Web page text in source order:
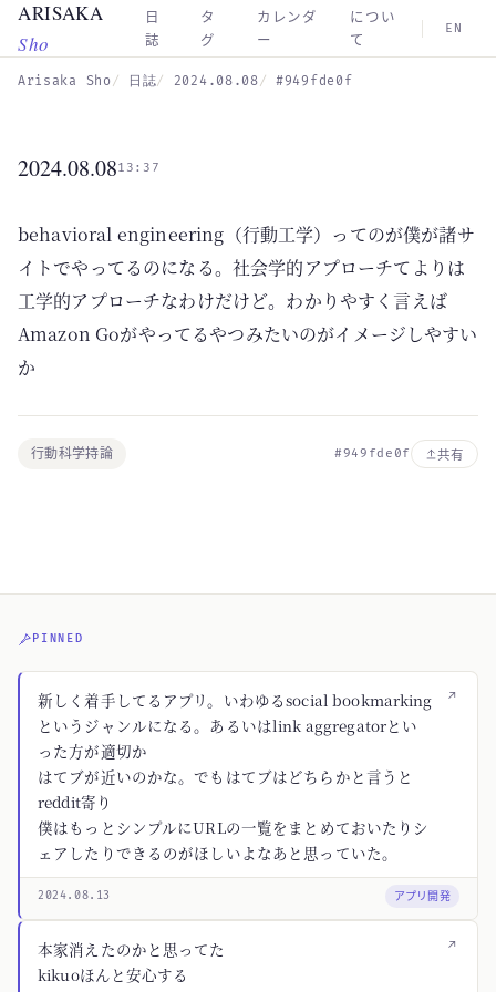
Skip to main content
ARISAKA
Sho
日
誌
タ
グ
カレンダ
ー
につい
て
EN
Arisaka Sho 日誌 2024.08.08 #949fde0f
2024.08.0813:37
behavioral engineering（行動工学）ってのが僕が諸サ
イトでやってるのになる。社会学的アプローチてよりは
工学的アプローチなわけだけど。わかりやすく言えば
Amazon Goがやってるやつみたいのがイメージしやすい
か
行動科学持論 #949fde0f 共有
PINNED
↗
新しく着手してるアプリ。いわゆるsocial bookmarking
というジャンルになる。あるいはlink aggregatorとい
った方が適切か
はてブが近いのかな。でもはてブはどちらかと言うと
reddit寄り
僕はもっとシンプルにURLの一覧をまとめておいたりシ
ェアしたりできるのがほしいよなあと思っていた。
2024.08.13 アプリ開発
↗
本家消えたのかと思ってた
kikuoほんと安心する